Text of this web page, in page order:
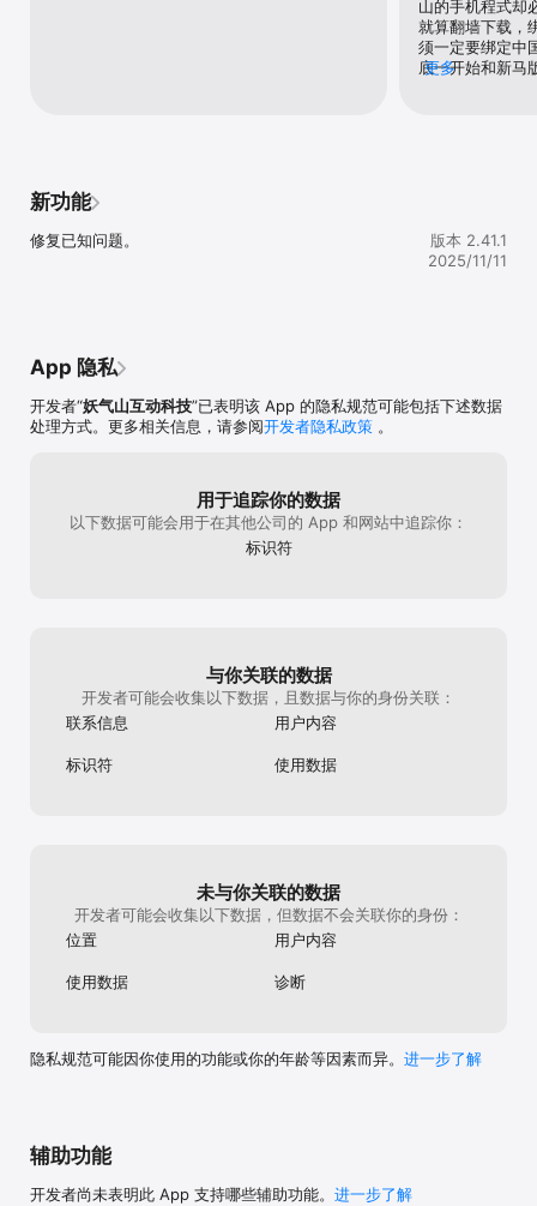
山的手机程式却
就算翻墙下载，
须一定要绑定中
底一开始和新马
更多
新功能
修复已知问题。
版本 2.41.1
2025/11/11
App 隐私
开发者“妖气山互动科技”已表明该 App 的隐私规范可能包括下述数据
处理方式。更多相关信息，请参阅开发者隐私政策 。
用于追踪你的数据
以下数据可能会用于在其他公司的 App 和网站中追踪你：
标识符
与你关联的数据
开发者可能会收集以下数据，且数据与你的身份关联：
联系信息
用户内容
标识符 使用数据
未与你关联的数据
开发者可能会收集以下数据，但数据不会关联你的身份：
位置
用户内容
使用数据 诊断
隐私规范可能因你使用的功能或你的年龄等因素而异。 进一步了解
辅助功能
开发者尚未表明此 App 支持哪些辅助功能。 进一步了解